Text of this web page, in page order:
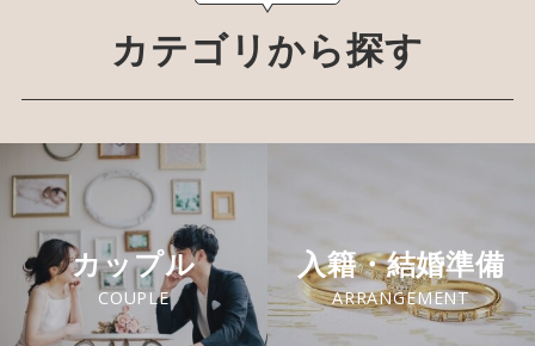
カテゴリから探す
カップル
COUPLE
入籍・結婚準備
ARRANGEMENT